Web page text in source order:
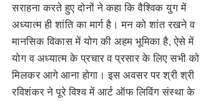
सराहना करते हुए दोनों ने कहा कि वैश्विक युग में
अध्यात्म ही शांति का मार्ग है। मन को शांत रखने व
मानसिक विकास में योग की अहम भूमिका है, ऐसे में
योग व अध्यात्म के प्रचार व प्रसार के लिए सभी को
मिलकर आगे आना होगा। इस अवसर पर श्री श्री
रविशंकर ने पूरे विश्व में आर्ट ऑफ लिविंग संस्था के